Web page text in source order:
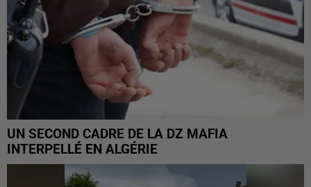
UN SECOND CADRE DE LA DZ MAFIA
INTERPELLÉ EN ALGÉRIE